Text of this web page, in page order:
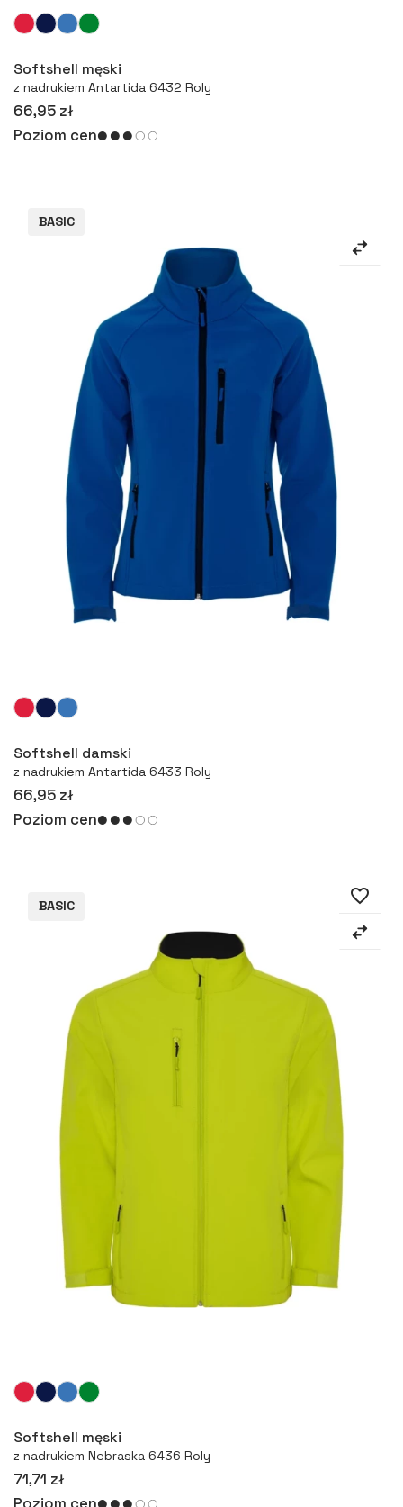
Softshell męski
z nadrukiem Antartida 6432 Roly
66,95 zł
Poziom cen
Softshell damski
z nadrukiem Antartida 6433 Roly
66,95 zł
Poziom cen
BASIC
Softshell męski
z nadrukiem Nebraska 6436 Roly
71,71 zł
favorite_border
BASIC